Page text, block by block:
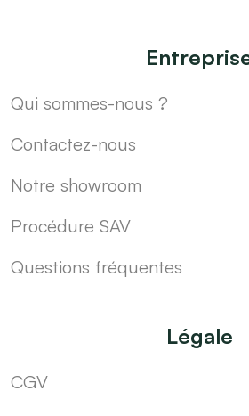
Qui sommes-nous ?
Contactez-nous
Notre showroom
Procédure SAV
Questions fréquentes
Légale
CGV